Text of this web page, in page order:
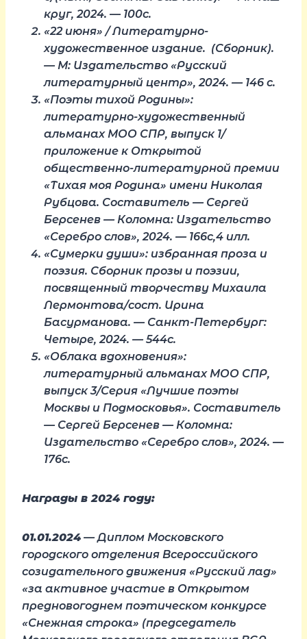
круг, 2024. — 100с.
«22 июня» / Литературно-
художественное издание. (Сборник).
— М: Издательство «Русский
литературный центр», 2024. — 146 с.
«Поэты тихой Родины»:
литературно-художественный
альманах МОО СПР, выпуск 1/
приложение к Открытой
общественно-литературной премии
«Тихая моя Родина» имени Николая
Рубцова. Составитель — Сергей
Берсенев — Коломна: Издательство
«Серебро слов», 2024. — 166с,4 илл.
«Сумерки души»: избранная проза и
поэзия. Сборник прозы и поэзии,
посвященный творчеству Михаила
Лермонтова/сост. Ирина
Басурманова. — Санкт-Петербург:
Четыре, 2024. — 544с.
«Облака вдохновения»:
литературный альманах МОО СПР,
выпуск 3/Серия «Лучшие поэты
Москвы и Подмосковья». Составитель
— Сергей Берсенев — Коломна:
Издательство «Серебро слов», 2024. —
176с.
Награды в 2024 году:
01.01.2024 — Диплом Московского
городского отделения Всероссийского
созидательного движения «Русский лад»
«за активное участие в Открытом
предновогоднем поэтическом конкурсе
«Снежная строка» (председатель